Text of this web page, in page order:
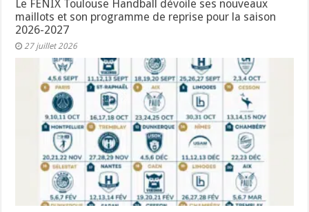
Le FENIX Toulouse Handball dévoile ses nouveaux
maillots et son programme de reprise pour la saison
2026-2027
27 juillet 2026